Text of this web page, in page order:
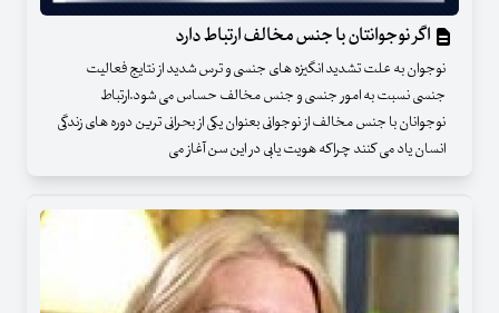
اگر نوجوانتان با جنس مخالف ارتباط دارد
نوجوان به علت تشدید انگیزه های جنسی و ترس شدید از نتایج فعالیت
جنسی نسبت به امور جنسی و جنس مخالف حساس می شود.ارتباط
نوجوانان با جنس مخالف از نوجوانی بعنوان یکی از بحرانی ترین دوره های زندگی
انسان یاد می کنند چرا‌که هویت یابی در این سن آغاز می